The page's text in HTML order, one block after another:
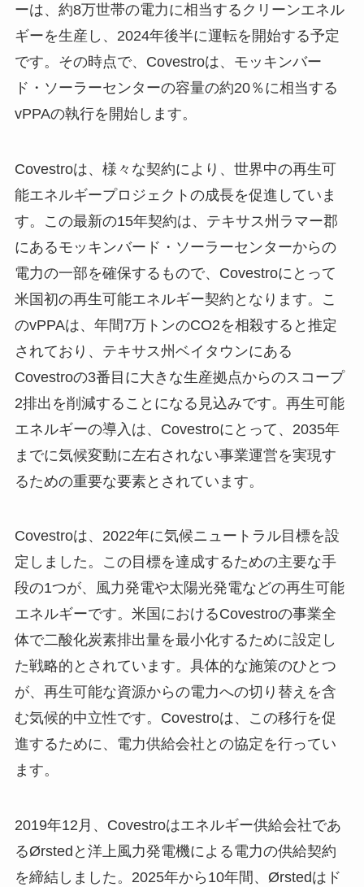
ーは、約8万世帯の電力に相当するクリーンエネル
ギーを生産し、2024年後半に運転を開始する予定
です。その時点で、Covestroは、モッキンバー
ド・ソーラーセンターの容量の約20％に相当する
vPPAの執行を開始します。
Covestroは、様々な契約により、世界中の再生可
能エネルギープロジェクトの成長を促進していま
す。この最新の15年契約は、テキサス州ラマー郡
にあるモッキンバード・ソーラーセンターからの
電力の一部を確保するもので、Covestroにとって
米国初の再生可能エネルギー契約となります。こ
のvPPAは、年間7万トンのCO2を相殺すると推定
されており、テキサス州ベイタウンにある
Covestroの3番目に大きな生産拠点からのスコープ
2排出を削減することになる見込みです。再生可能
エネルギーの導入は、Covestroにとって、2035年
までに気候変動に左右されない事業運営を実現す
るための重要な要素とされています。
Covestroは、2022年に気候ニュートラル目標を設
定しました。この目標を達成するための主要な手
段の1つが、風力発電や太陽光発電などの再生可能
エネルギーです。米国におけるCovestroの事業全
体で二酸化炭素排出量を最小化するために設定し
た戦略的とされています。具体的な施策のひとつ
が、再生可能な資源からの電力への切り替えを含
む気候的中立性です。Covestroは、この移行を促
進するために、電力供給会社との協定を行ってい
ます。
2019年12月、Covestroはエネルギー供給会社であ
るØrstedと洋上風力発電機による電力の供給契約
を締結しました。2025年から10年間、Ørstedはド